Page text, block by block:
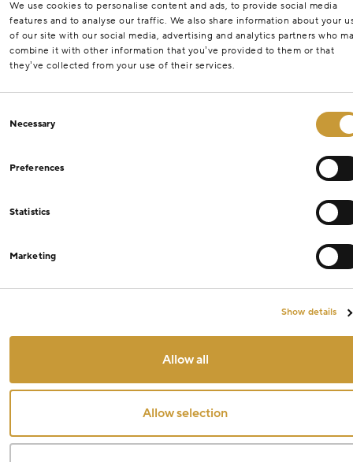
We use cookies to personalise content and ads, to provide social media
features and to analyse our traffic. We also share information about your
of our site with our social media, advertising and analytics partners who
combine it with other information that you’ve provided to them or that
they’ve collected from your use of their services.
Selection
Necessary
Preferences
Statistics
Marketing
Show details
Allow all
Allow selection